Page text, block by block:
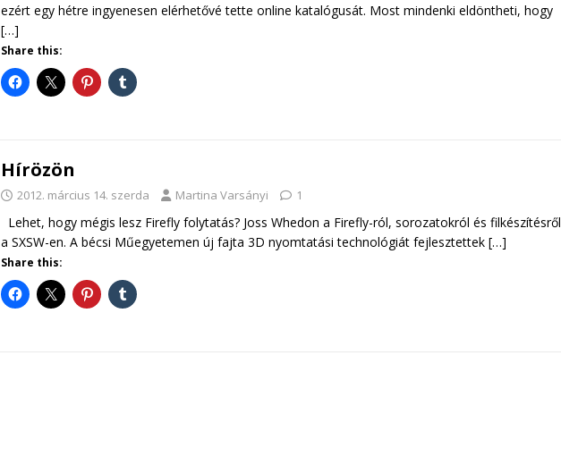
ezért egy hétre ingyenesen elérhetővé tette online katalógusát. Most mindenki eldöntheti, hogy
[…]
Share this:
Hírözön
2012. március 14. szerda Martina Varsányi 1
Lehet, hogy mégis lesz Firefly folytatás? Joss Whedon a Firefly-ról, sorozatokról és filkészítésről
a SXSW-en. A bécsi Műegyetemen új fajta 3D nyomtatási technológiát fejlesztettek […]
Share this: